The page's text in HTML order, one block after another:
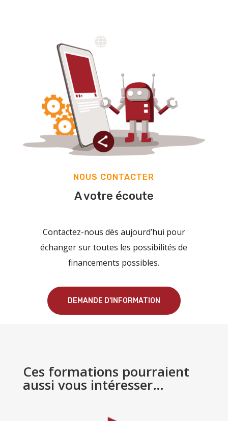
NOUS CONTACTER
A votre écoute
Contactez-nous dès aujourd’hui pour
échanger sur toutes les possibilités de
financements possibles.
DEMANDE D'INFORMATION
Ces formations pourraient
aussi vous intéresser…